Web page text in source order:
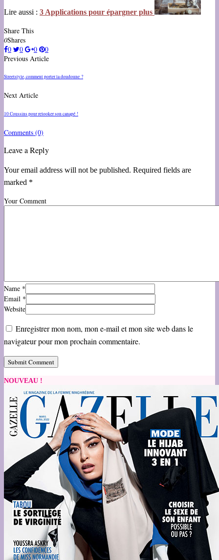
Lire aussi : 3 Applications pour épargner plus
Share This
0Shares
0
0 0
0
Previous Article
Streetstyle, comment porter la doudoune ?
Next Article
10 Coussins pour relooker son canapé !
Comments (0)
Leave a Reply
Your email address will not be published. Required fields are
marked *
Your Comment
Name *
Email *
Website
Enregistrer mon nom, mon e-mail et mon site web dans le
navigateur pour mon prochain commentaire.
NOUVEAU !